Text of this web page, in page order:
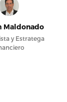
Maldonado
y Estratega